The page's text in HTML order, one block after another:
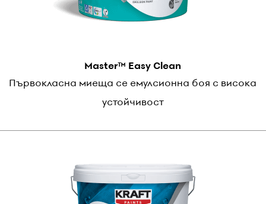
Master™ Easy Clean
Първокласна миеща се емулсионна боя с висока
устойчивост